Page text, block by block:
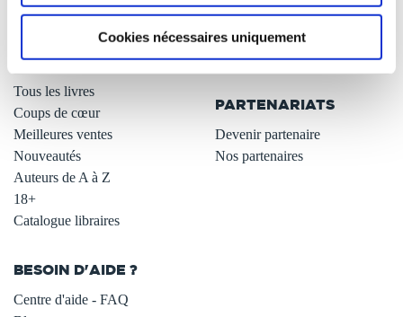
Cookies nécessaires uniquement
Nos services aux auteurs
LIBRAIRIE
Tous les livres
Coups de cœur
Meilleures ventes
Nouveautés
Auteurs de A à Z
18+
Catalogue libraires
Parrainage : partagez 5€
Programme de fidélité
.
PARTENARIATS
Devenir partenaire
Nos partenaires
BESOIN D'AIDE ?
Centre d'aide - FAQ